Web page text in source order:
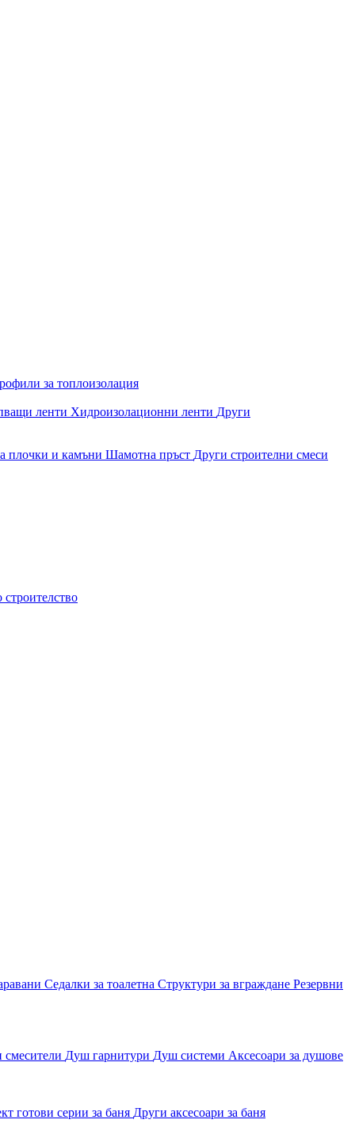
за топлоизолация
ленти Хидроизолационни ленти Други
плочки и камъни Шамотна пръст Други строителни смеси
строителство
Седалки за тоалетна Структури за вграждане Резервни
смесители Душ гарнитури Душ системи Аксесоари за душове
готови серии за баня Други аксесоари за баня